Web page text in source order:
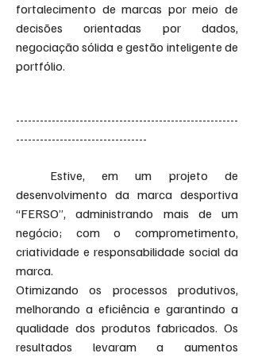
fortalecimento de marcas por meio de
decisões orientadas por dados,
negociação sólida e gestão inteligente de
portfólio.
--------------------------------------​------------------
---------------------------------
Estive, em um projeto de
desenvolvimento da marca desportiva
“FERSO”, administrando mais de um
negócio; com o comprometimento,
criatividade e responsabilidade social da
marca.
Otimizando os processos produtivos,
melhorando a eficiência e garantindo a
qualidade dos produtos fabricados. Os
resultados levaram a aumentos